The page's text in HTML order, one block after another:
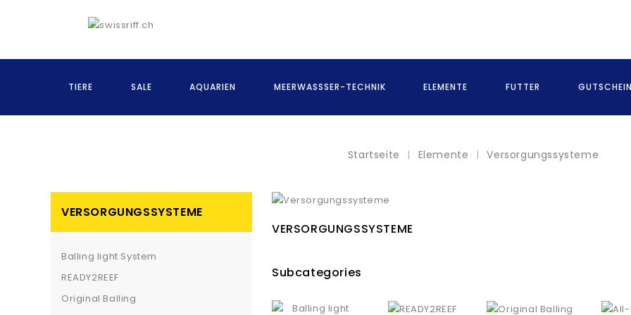
TIERE SALE AQUARIEN MEERWASSSER-TECHNIK ELEMENTE FUTTER
Startseite Elemente Versorgungssysteme
VERSORGUNGSSYSTEME
Balling light System
READY2REEF
Original Balling
VERSORGUNGSSYSTEME
Subcategories